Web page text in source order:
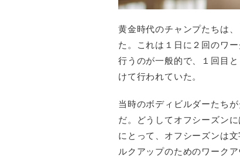
黄金時代のチャンプたちは
た。これは１日に２回のワ
行うのが一般的で、１回目
けて行われていた。
当時のボディビルダーたち
だ。どうしてオフシーズン
にとって、オフシーズンは
ルクアップのためのワーク